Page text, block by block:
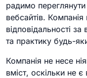
радимо переглянути
вебсайтів.
відповідальності за
та практику будь-
Компанія не несе
вміст, оскільки не